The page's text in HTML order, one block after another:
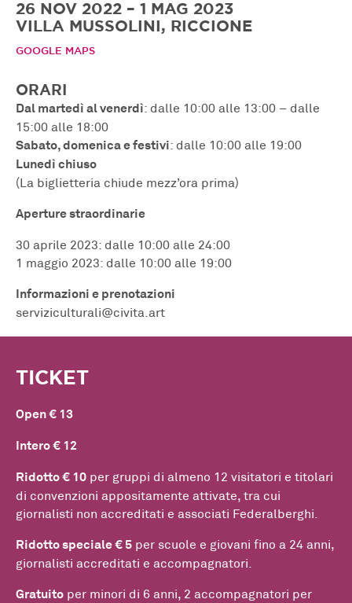
26 NOV 2022 – 1 MAG 2023
VILLA MUSSOLINI, RICCIONE
GOOGLE MAPS
ORARI
Dal martedì al venerdì: dalle 10:00 alle 13:00 – dalle
15:00 alle 18:00
Sabato, domenica e festivi: dalle 10:00 alle 19:00
Lunedì chiuso
(La biglietteria chiude mezz’ora prima)
Aperture straordinarie
30 aprile 2023: dalle 10:00 alle 24:00
1 maggio 2023: dalle 10:00 alle 19:00
Informazioni e prenotazioni
serviziculturali@civita.art
TICKET
Open € 13
Intero € 12
Ridotto € 10 per gruppi di almeno 12 visitatori e titolari
di convenzioni appositamente attivate, tra cui
giornalisti non accreditati e associati Federalberghi.
Ridotto speciale € 5 per scuole e giovani fino a 24 anni,
giornalisti accreditati e accompagnatori.
Gratuito per minori di 6 anni, 2 accompagnatori per